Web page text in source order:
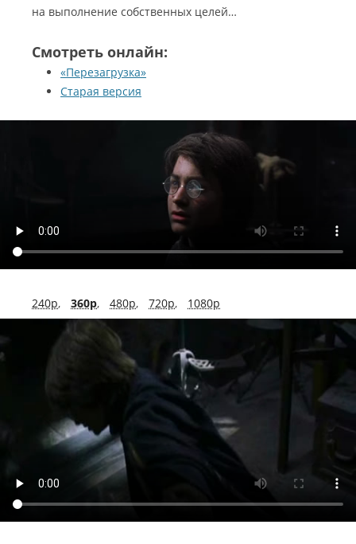
на выполнение собственных целей…
Смотреть онлайн:
«Перезагрузка»
Старая версия
240p, 360p, 480p, 720p, 1080p